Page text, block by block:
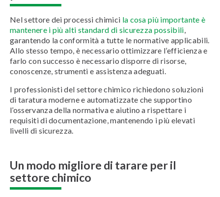
Nel settore dei processi chimici la cosa più importante è
mantenere i più alti standard di sicurezza possibili,
garantendo la conformità a tutte le normative applicabili.
Allo stesso tempo, è necessario ottimizzare l’efficienza e
farlo con successo è necessario disporre di risorse,
conoscenze, strumenti e assistenza adeguati.
I professionisti del settore chimico richiedono soluzioni
di taratura moderne e automatizzate che supportino
l’osservanza della normativa e aiutino a rispettare i
requisiti di documentazione, mantenendo i più elevati
livelli di sicurezza.
Un modo migliore di tarare per il
settore chimico